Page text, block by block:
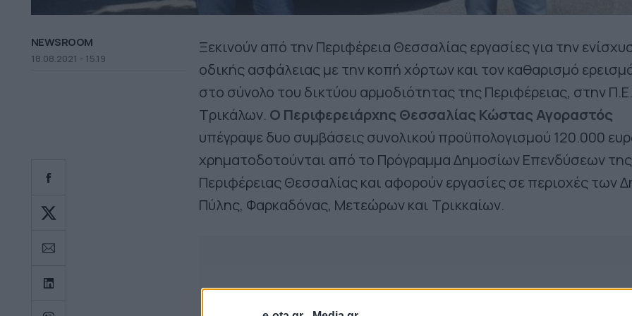
NEWSROOM
18.08.2021 - 15.19
Ξεκινούν από την Περιφέρεια Θεσσαλίας εργασίες για την
οδικής ασφάλειας με την κοπή χόρτων και τον καθαρισμό
στο σύνολο του δικτύου αρμοδιότητας της Περιφέρειας, στην Π.Ε.
Τρικάλων. Ο Περιφερειάρχης Θεσσαλίας Κώστας Αγοραστός
υπέγραψε δυο συμβάσεις συνολικού προϋπολογισμού 120.000
χρηματοδοτούνται από το Πρόγραμμα Δημοσίων Επενδύσεων της
Περιφέρειας Θεσσαλίας και αφορούν εργασίες σε περιοχές των
Πύλης, Φαρκαδόνας, Μετεώρων και Τρικκαίων.